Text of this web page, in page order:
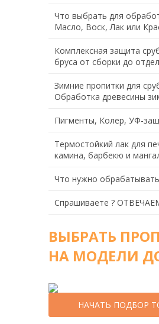
Что выбрать для
Масло, Воск, Лак или
Комплексная защита
бруса от сборки до
Зимние пропитки для
Обработка древесины
Пигменты, Колер, УФ-
Термостойкий лак для
камина, барбекю и
Что нужно обрабатывать
Спрашиваете ?
ВЫБРАТЬ
НА МОДЕЛИ
НАЧАТЬ ПОДБОР